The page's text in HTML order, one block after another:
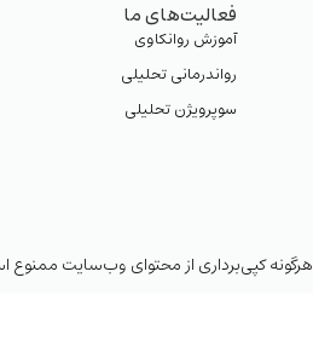
فعالیت‌های ما
آموزش روانکاوی
رواندرمانی تحلیلی
سوپرویژن تحلیلی